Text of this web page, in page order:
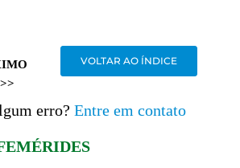
>>
VOLTAR AO ÍNDICE
erro? Entre em contato